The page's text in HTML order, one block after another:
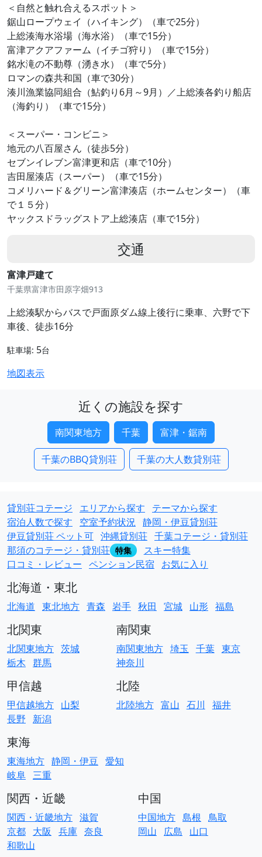
＜自然と触れ合えるスポット＞
鋸山ロープウェイ（ハイキング）（車で25分）
上総湊海水浴場（海水浴）（車で15分）
富津アクアファーム（イチゴ狩り）（車で15分）
銘水滝の不動尊（湧き水）（車で5分）
ロマンの森共和国（車で30分）
湊川漁業協同組合（鮎釣り6月～9月）／上総湊各釣り船店
（海釣り）（車で15分）
＜スーパー・コンビニ＞
地元の八百屋さん（徒歩5分）
セブンイレブン富津更和店（車で10分）
吉田屋湊店（スーパー）（車で15分）
コメリハード＆グリーン富津湊店（ホームセンター）（車
で１５分）
ヤックスドラッグストア上総湊店（車で15分）
交通
富津戸建て
千葉県富津市田原字畑913
上総湊駅からバスで戸面原ダム線上後行に乗車、六野で下
車後、徒歩16分
駐車場: 5台
地図表示
近くの施設を探す
南関東地方 千葉 富津・鋸南
千葉のBBQ貸別荘 千葉の大人数貸別荘
貸別荘コテージ エリアから探す
テーマから探す
宿泊人数で探す
空室予約状況 静岡・伊豆貸別荘
伊豆貸別荘 ペット可 沖縄貸別荘 千葉コテージ・貸別荘
那須のコテージ・貸別荘 特集
スキー特集
口コミ・レビュー ペンション民宿 お気に入り
北海道・東北
北海道 東北地方 青森 岩手 秋田 宮城 山形 福島
北関東
北関東地方 茨城
栃木 群馬
南関東
南関東地方 埼玉 千葉 東京
神奈川
甲信越
甲信越地方 山梨
長野
新潟
北陸
北陸地方 富山 石川 福井
東海
東海地方 静岡・伊豆 愛知
岐阜 三重
関西・近畿
関西・近畿地方 滋賀
京都 大阪 兵庫 奈良
和歌山
中国
中国地方 島根 鳥取
岡山
広島 山口